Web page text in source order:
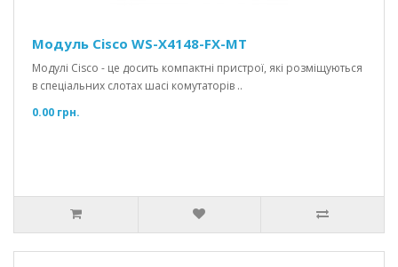
Модуль Cisco WS-X4148-FX-MT
Модулі Cisco - це досить компактні пристрої, які розміщуються
в спеціальних слотах шасі комутаторів ..
0.00 грн.